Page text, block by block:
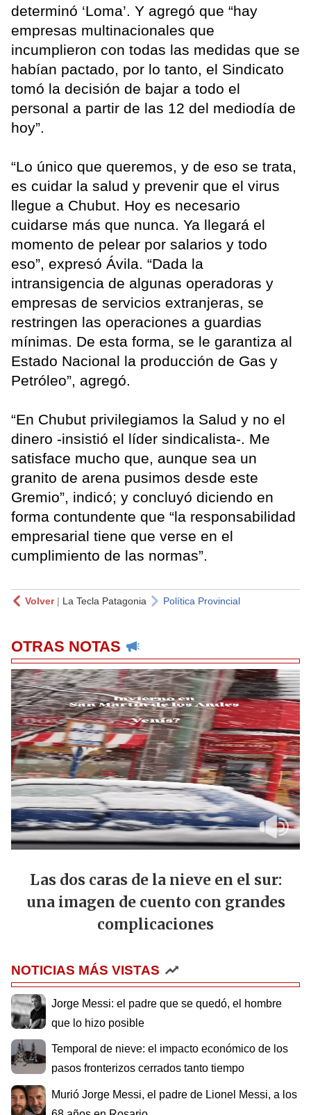
determinó ‘Loma’. Y agregó que “hay
empresas multinacionales que
incumplieron con todas las medidas que se
habían pactado, por lo tanto, el Sindicato
tomó la decisión de bajar a todo el
personal a partir de las 12 del mediodía de
hoy”.
“Lo único que queremos, y de eso se trata,
es cuidar la salud y prevenir que el virus
llegue a Chubut. Hoy es necesario
cuidarse más que nunca. Ya llegará el
momento de pelear por salarios y todo
eso”, expresó Ávila. “Dada la
intransigencia de algunas operadoras y
empresas de servicios extranjeras, se
restringen las operaciones a guardias
mínimas. De esta forma, se le garantiza al
Estado Nacional la producción de Gas y
Petróleo”, agregó.
“En Chubut privilegiamos la Salud y no el
dinero -insistió el líder sindicalista-. Me
satisface mucho que, aunque sea un
granito de arena pusimos desde este
Gremio”, indicó; y concluyó diciendo en
forma contundente que “la responsabilidad
empresarial tiene que verse en el
cumplimiento de las normas”.
Volver| La Tecla Patagonia Política Provincial
OTRAS NOTAS
Las dos caras de la nieve en el sur:
una imagen de cuento con grandes
complicaciones
NOTICIAS MÁS VISTAS
Jorge Messi: el padre que se quedó, el hombre
que lo hizo posible
Temporal de nieve: el impacto económico de los
pasos fronterizos cerrados tanto tiempo
Murió Jorge Messi, el padre de Lionel Messi, a los